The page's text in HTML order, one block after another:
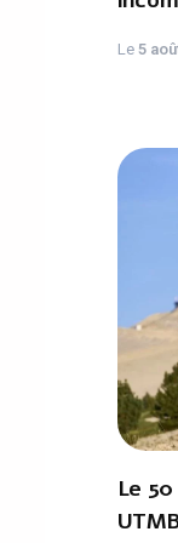
Le 5
Le